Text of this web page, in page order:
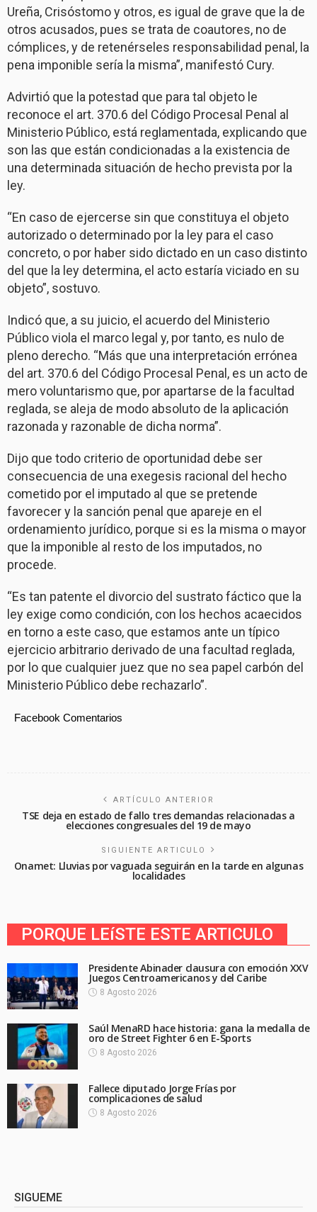
Ureña, Crisóstomo y otros, es igual de grave que la de
otros acusados, pues se trata de coautores, no de
cómplices, y de retenérseles responsabilidad penal, la
pena imponible sería la misma”, manifestó Cury.
Advirtió que la potestad que para tal objeto le
reconoce el art. 370.6 del Código Procesal Penal al
Ministerio Público, está reglamentada, explicando que
son las que están condicionadas a la existencia de
una determinada situación de hecho prevista por la
ley.
“En caso de ejercerse sin que constituya el objeto
autorizado o determinado por la ley para el caso
concreto, o por haber sido dictado en un caso distinto
del que la ley determina, el acto estaría viciado en su
objeto”, sostuvo.
Indicó que, a su juicio, el acuerdo del Ministerio
Público viola el marco legal y, por tanto, es nulo de
pleno derecho. “Más que una interpretación errónea
del art. 370.6 del Código Procesal Penal, es un acto de
mero voluntarismo que, por apartarse de la facultad
reglada, se aleja de modo absoluto de la aplicación
razonada y razonable de dicha norma”.
Dijo que todo criterio de oportunidad debe ser
consecuencia de una exegesis racional del hecho
cometido por el imputado al que se pretende
favorecer y la sanción penal que apareje en el
ordenamiento jurídico, porque si es la misma o mayor
que la imponible al resto de los imputados, no
procede.
“Es tan patente el divorcio del sustrato fáctico que la
ley exige como condición, con los hechos acaecidos
en torno a este caso, que estamos ante un típico
ejercicio arbitrario derivado de una facultad reglada,
por lo que cualquier juez que no sea papel carbón del
Ministerio Público debe rechazarlo”.
Facebook Comentarios
ARTÍCULO ANTERIOR
TSE deja en estado de fallo tres demandas relacionadas a
elecciones congresuales del 19 de mayo
SIGUIENTE ARTICULO
Onamet: Lluvias por vaguada seguirán en la tarde en algunas
localidades
PORQUE LEíSTE ESTE ARTICULO
Presidente Abinader clausura con emoción XXV
Juegos Centroamericanos y del Caribe
8 Agosto 2026
Saúl MenaRD hace historia: gana la medalla de
oro de Street Fighter 6 en E-Sports
8 Agosto 2026
Fallece diputado Jorge Frías por
complicaciones de salud
8 Agosto 2026
SIGUEME